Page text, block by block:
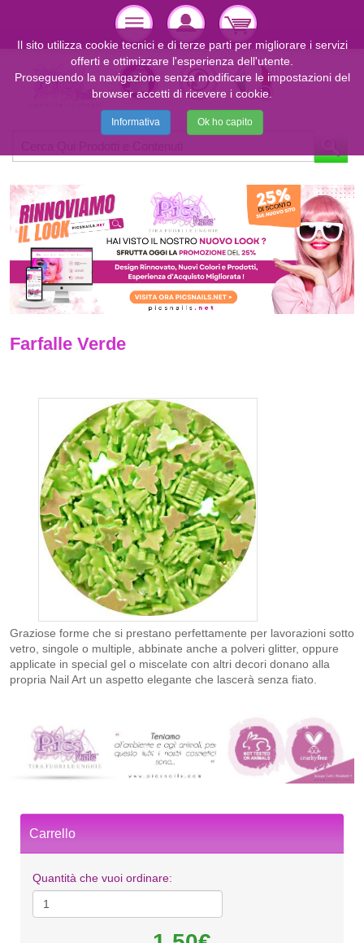
Farfalle Verde
Graziose forme che si prestano perfettamente per lavorazioni sotto
vetro, singole o multiple, abbinate anche a polveri glitter, oppure
applicate in special gel o miscelate con altri decori donano alla
propria Nail Art un aspetto elegante che lascerà senza fiato.
Carrello
Quantità che vuoi ordinare:
Il sito utilizza cookie tecnici e di terze parti per migliorare i servizi
offerti e ottimizzare l'esperienza dell'utente.
Proseguendo la navigazione senza modificare le impostazioni del
browser accetti di ricevere i cookie.
Informativa Ok ho capito